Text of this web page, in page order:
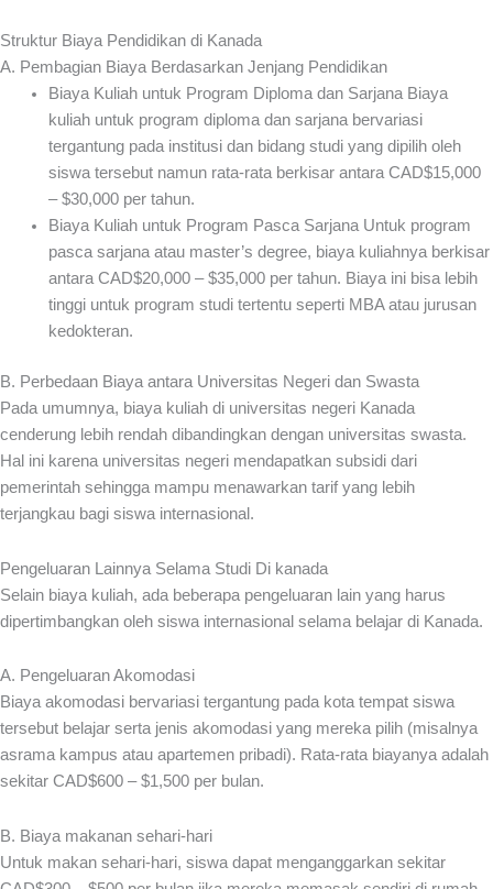
Struktur Biaya Pendidikan di Kanada
A. Pembagian Biaya Berdasarkan Jenjang Pendidikan
Biaya Kuliah untuk Program Diploma dan Sarjana Biaya
kuliah untuk program diploma dan sarjana bervariasi
tergantung pada institusi dan bidang studi yang dipilih oleh
siswa tersebut namun rata-rata berkisar antara CAD$15,000
– $30,000 per tahun.
Biaya Kuliah untuk Program Pasca Sarjana Untuk program
pasca sarjana atau master’s degree, biaya kuliahnya berkisar
antara CAD$20,000 – $35,000 per tahun. Biaya ini bisa lebih
tinggi untuk program studi tertentu seperti MBA atau jurusan
kedokteran.
B. Perbedaan Biaya antara Universitas Negeri dan Swasta
Pada umumnya, biaya kuliah di universitas negeri Kanada
cenderung lebih rendah dibandingkan dengan universitas swasta.
Hal ini karena universitas negeri mendapatkan subsidi dari
pemerintah sehingga mampu menawarkan tarif yang lebih
terjangkau bagi siswa internasional.
Pengeluaran Lainnya Selama Studi Di kanada
Selain biaya kuliah, ada beberapa pengeluaran lain yang harus
dipertimbangkan oleh siswa internasional selama belajar di Kanada.
A. Pengeluaran Akomodasi
Biaya akomodasi bervariasi tergantung pada kota tempat siswa
tersebut belajar serta jenis akomodasi yang mereka pilih (misalnya
asrama kampus atau apartemen pribadi). Rata-rata biayanya adalah
sekitar CAD$600 – $1,500 per bulan.
B. Biaya makanan sehari-hari
Untuk makan sehari-hari, siswa dapat menganggarkan sekitar